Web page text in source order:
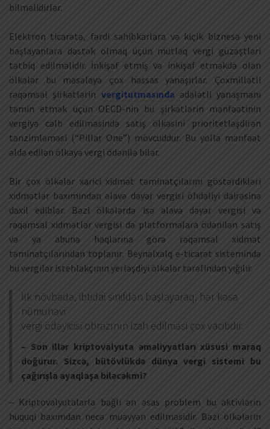
bilməlidirlər.
Elektron ticarətə, fərdi sahibkarlara və kiçik biznesə yeni
başlayanlara dəstək olmaq üçün mütləq vergi güzəştləri
tətbiq edilməlidir. İnkişaf etmiş və inkişaf etməkdə olan
ölkələr bu məsələyə çox həssas yanaşırlar. Çoxmillətli
rəqəmsal şirkətlərin vergitutmasında ədalətli yanaşmanı
təmin etmək üçün OECD-nin bu şirkətlərin mənfəətinin
vergiyə cəlb edilməsində satış ölkəsini prioritetləşdirən
tənzimləməsi (“Pillar One”) mövcuddur. Bu yolla mənfəət
əldə edilən ölkəyə vergi ödənilə bilər.
Bir çox ölkələr xarici xidmət təminatçılarını göstərdikləri
xidmətlər baxımından əlavə dəyər vergisi öhdəliyi dairəsinə
daxil ediblər. Bəzi ölkələrdə isə əlavə dəyər vergisi və
rəqəmsal xidmətlər vergisi də platformalara ödənilən satış
və ya abunə haqlarına görə rəqəmsal xidmət
təminatçılarından toplanır. Beynəlxalq e-ticarət sistemində
bu vergilər istehlakçının yerləşdiyi ölkələr tərəfindən yığılır.
İlk növbədə, ibtidai sinifdən başlayaraq, hər kəsə
nümunəvi
vergi ödəyicisi obrazının izah edilməsi çox vacibdir.
– Son illər kriptovalyuta əməliyyatları xüsusi maraq
doğurur. Sizcə, bütövlükdə dünya vergi sistemi bu
çağırışla ayaqlaşa biləcəkmi?
– Kriptovalyutalarla bağlı ən əsas problem bu aktivlərin
hüquqi baxımdan necə müəyyən edilməsidir. Bəzi ölkələrin